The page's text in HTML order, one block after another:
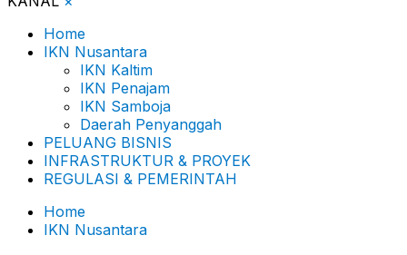
Home
IKN Nusantara
IKN Kaltim
IKN Penajam
IKN Samboja
Daerah Penyanggah
PELUANG BISNIS
INFRASTRUKTUR & PROYEK
REGULASI & PEMERINTAH
Home
IKN Nusantara